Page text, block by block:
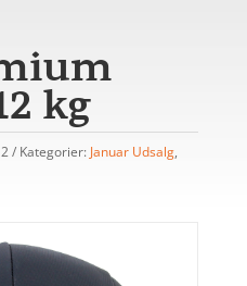
kg
Kategorier: Januar Udsalg,